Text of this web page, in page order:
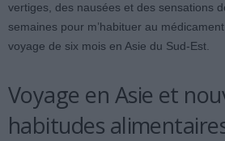
vertiges, des nausées et des sensations
semaines pour m’habituer au
voyage de six mois en Asie du Sud-Est.
Voyage en Asie et
habitudes